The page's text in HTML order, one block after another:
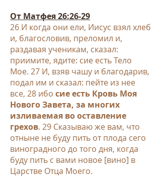
От Матфея 26:26-29
26 И когда они ели, Иисус взял хлеб
и, благословив, преломил и,
раздавая ученикам, сказал:
приимите, ядите: сие есть Тело
Мое. 27 И, взяв чашу и благодарив,
подал им и сказал: пейте из нее
все, 28 ибо сие есть Кровь Моя
Нового Завета, за многих
изливаемая во оставление
грехов. 29 Сказываю же вам, что
отныне не буду пить от плода сего
виноградного до того дня, когда
буду пить с вами новое [вино] в
Царстве Отца Моего.